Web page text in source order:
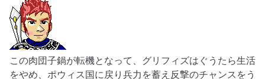
この肉団子鍋が転機となって、グリフィズはぐうたら生活
をやめ、ポウィス国に戻り兵力を蓄え反撃のチャンスをう